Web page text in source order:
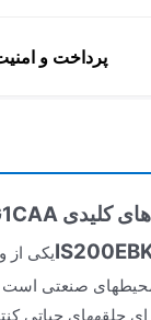
پرداخت و
کلیدی
یکی از
صنعتی است
حلقههای حیاتی